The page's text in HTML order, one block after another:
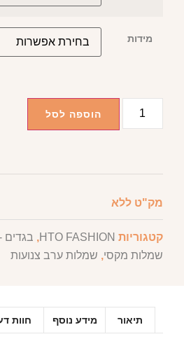
מידות
הוספה לסל
מק"ט ללא
קטגוריות HTO FASHION
, בגדים
שמלות מקסי, שמלות ערב צנועות
תיאור מידע נוסף חוות